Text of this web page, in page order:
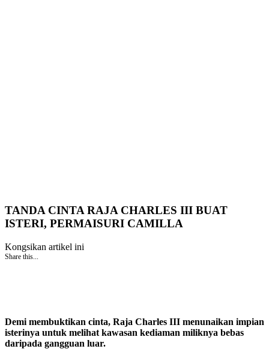
TANDA CINTA RAJA CHARLES III BUAT
ISTERI, PERMAISURI CAMILLA
Kongsikan artikel ini
Share this...
Demi membuktikan cinta, Raja Charles III menunaikan impian
isterinya untuk melihat kawasan kediaman miliknya bebas
daripada gangguan luar.